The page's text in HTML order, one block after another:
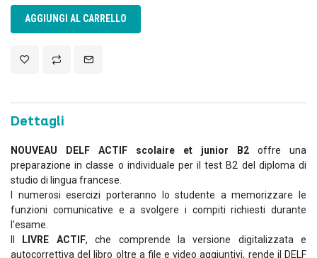
AGGIUNGI AL CARRELLO
Dettagli
NOUVEAU DELF ACTIF scolaire et junior B2 offre una
preparazione in classe o individuale per il test B2 del diploma di
studio di lingua francese.
I numerosi esercizi porteranno lo studente a memorizzare le
funzioni comunicative e a svolgere i compiti richiesti durante
l'esame.
Il LIVRE ACTIF, che comprende la versione digitalizzata e
autocorrettiva del libro oltre a file e video aggiuntivi, rende il DELF